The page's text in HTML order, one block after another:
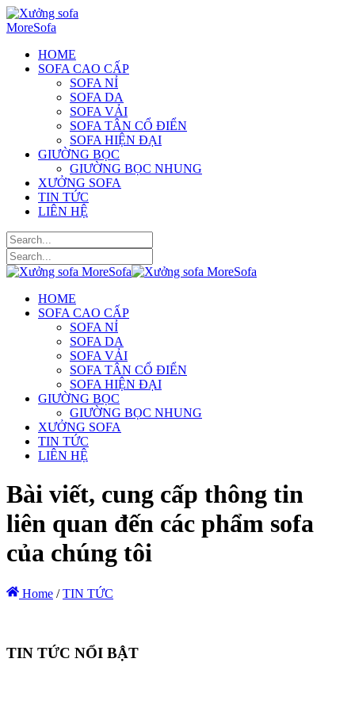
HOME
SOFA CAO CẤP
SOFA NỈ
SOFA DA
SOFA VẢI
SOFA TÂN CỔ ĐIỂN
SOFA HIỆN ĐẠI
GIƯỜNG BỌC
GIƯỜNG BỌC NHUNG
XƯỞNG SOFA
TIN TỨC
LIÊN HỆ
HOME
SOFA CAO CẤP
SOFA NỈ
SOFA DA
SOFA VẢI
SOFA TÂN CỔ ĐIỂN
SOFA HIỆN ĐẠI
GIƯỜNG BỌC
GIƯỜNG BỌC NHUNG
XƯỞNG SOFA
TIN TỨC
LIÊN HỆ
Bài viết, cung cấp thông tin
liên quan đến các phẩm sofa
của chúng tôi
Home / TIN TỨC
TIN TỨC NỔI BẬT